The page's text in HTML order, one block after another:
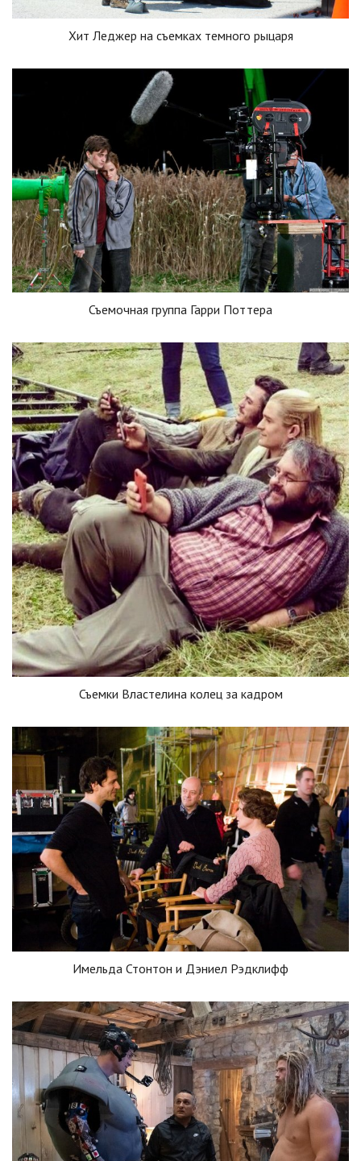
Хит Леджер на съемках темного рыцаря
Съемочная группа Гарри Поттера
Съемки Властелина колец за кадром
Имельда Стонтон и Дэниел Рэдклифф